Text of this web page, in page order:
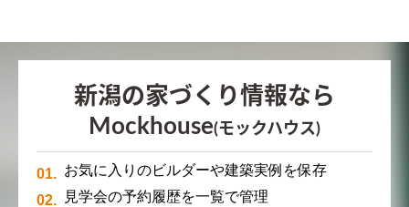
新潟の家づくり情報なら
Mockhouse(モックハウス)
お気に入りのビルダーや建築実例を保存
見学会の予約履歴を一覧で管理